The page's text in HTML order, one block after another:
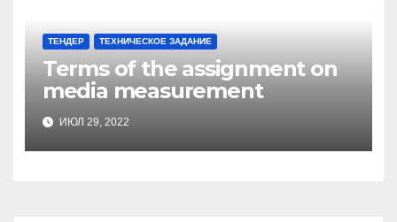
ТЕНДЕР ТЕХНИЧЕСКОЕ ЗАДАНИЕ
Terms of the assignment on
media measurement
ИЮЛ 29, 2022